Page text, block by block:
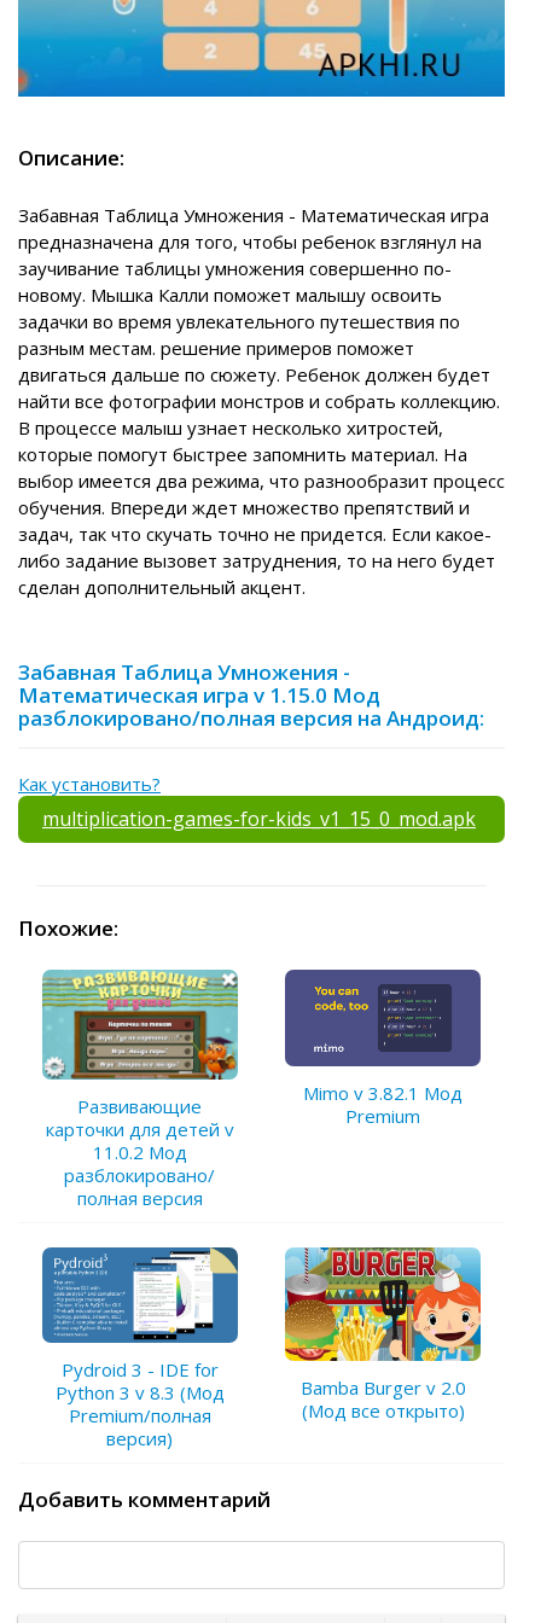
Описание:
Забавная Таблица Умножения - Математическая игра
предназначена для того, чтобы ребенок взглянул на
заучивание таблицы умножения совершенно по-
новому. Мышка Калли поможет малышу освоить
задачки во время увлекательного путешествия по
разным местам. решение примеров поможет
двигаться дальше по сюжету. Ребенок должен будет
найти все фотографии монстров и собрать коллекцию.
В процессе малыш узнает несколько хитростей,
которые помогут быстрее запомнить материал. На
выбор имеется два режима, что разнообразит процесс
обучения. Впереди ждет множество препятствий и
задач, так что скучать точно не придется. Если какое-
либо задание вызовет затруднения, то на него будет
сделан дополнительный акцент.
Забавная Таблица Умножения -
Математическая игра v 1.15.0 Мод
разблокировано/полная версия на Андроид:
Как установить?
multiplication-games-for-kids_v1_15_0_mod.apk
Похожие:
Развивающие
карточки для детей v
11.0.2 Мод
разблокировано/
полная версия
Mimo v 3.82.1 Мод
Premium
Pydroid 3 - IDE for
Python 3 v 8.3 (Мод
Premium/полная
версия)
Bamba Burger v 2.0
(Мод все открыто)
Добавить комментарий